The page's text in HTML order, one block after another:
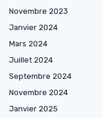
Novembre 2023
Janvier 2024
Mars 2024
Juillet 2024
Septembre 2024
Novembre 2024
Janvier 2025